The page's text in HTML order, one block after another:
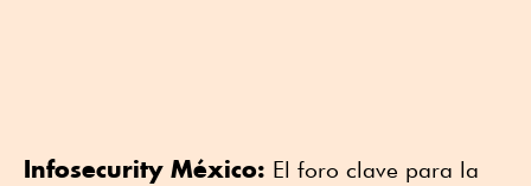
Infosecurity México: El foro clave para la